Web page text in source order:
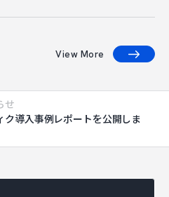
View More
せ
ク導入事例レポートを公開しま